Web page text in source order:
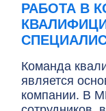
РАБОТА В
Команда
является
компании. В